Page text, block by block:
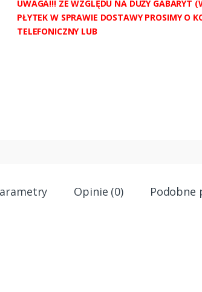
UWAGA!!! ZE WZGLĘDU NA DUŻY GABARYT
PŁYTEK W SPRAWIE DOSTAWY PROSIMY O
TELEFONICZNY LUB
Opinie (0) Podobne